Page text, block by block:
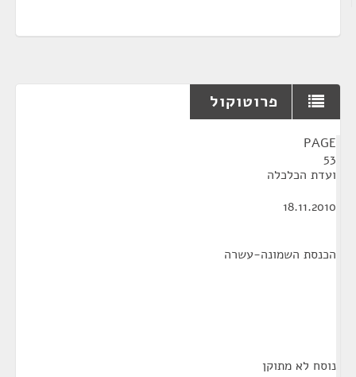
פרוטוקול
PAGE
53
ועדת הכלכלה
18.11.2010
הכנסת השמונה-עשרה
נוסח לא מתוקן